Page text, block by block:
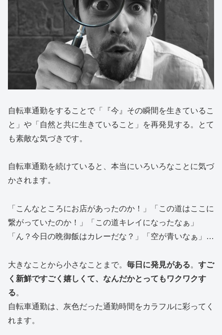
自転車通勤をすることで「『今』その瞬間を生きているこ
と」や「自然と共に生きていること」を再発見する。とて
も素敵な気づきです。
自転車通勤を続けていると、本当にいろいろなことに気づ
かされます。
「こんなところにお店があったのか！」「この道はここに
繋がっていたのか！」「この道キレイになったなぁ」
「ん？今日の晩御飯はカレーだな？」「空が青いなぁ」…
大きなことから小さなことまで。 毎日に発見がある。 すご
く新鮮ですごく嬉しくて、なんだかとってもワクワクす
る。
自転車通勤は、灰色だった通勤時間をカラフルに彩ってく
れます。